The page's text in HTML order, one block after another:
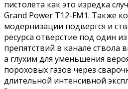
пистолета как это изредка
Grand Power Т12-FM1. Также
модернизации подвергся и
ресурса отверстие под один
препятствий в канале ствола
а глухим для уменьшения
пороховых газов через
длительной интенсивной